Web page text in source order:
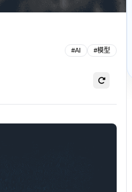
#AI #模型